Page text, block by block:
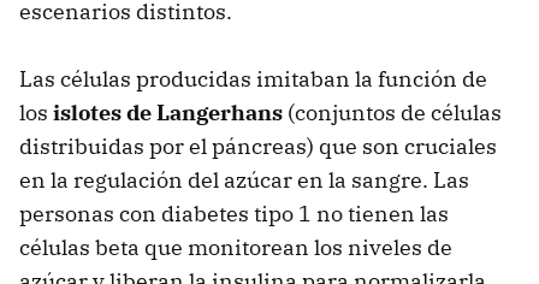
escenarios distintos.
Las células producidas imitaban la función de
los islotes de Langerhans (conjuntos de células
distribuidas por el páncreas) que son cruciales
en la regulación del azúcar en la sangre. Las
personas con diabetes tipo 1 no tienen las
células beta que monitorean los niveles de